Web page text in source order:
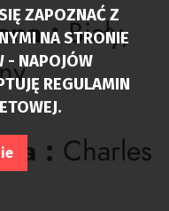
: Biały,
: Charles
ZAPOZNAĆ Z
NA STRONIE
- NAPOJÓW
REGULAMIN